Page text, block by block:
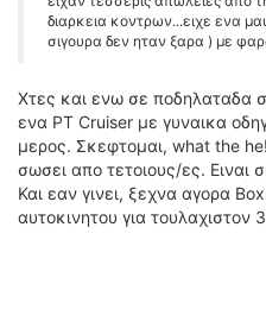
διαρκεια κοντρων...ειχε ενα
σιγουρα δεν ηταν ξαρα ) με
Χτες και ενω σε ποδηλαταδα
ενα PT Cruiser με γυναικα
μερος. Σκεφτομαι, what the
σωσει απο τετοιους/ες. Ειναι
Και εαν γινει, ξεχνα αγορα
αυτοκινητου για τουλαχιστον